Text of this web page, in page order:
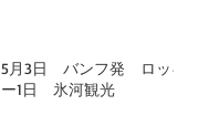
5月3日 バンフ発 ロッキ
ー1日 氷河観光